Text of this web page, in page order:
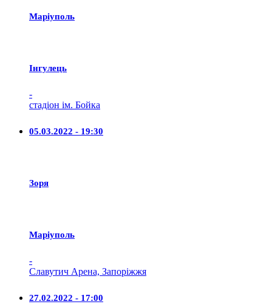
Маріуполь
Iнгулець
-
стадіон ім. Бойка
05.03.2022 - 19:30
Зоря
Маріуполь
-
Славутич Арена, Запоріжжя
27.02.2022 - 17:00